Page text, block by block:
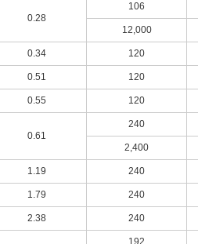
0.28
106
12,000
0.34 120
0.51 120
0.55 120
0.61
240
2,400
1.19 240
1.79 240
2.38 240